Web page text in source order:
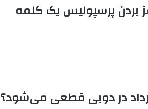
بردن پرسپولیس یک کلمه
در دوبی قطعی می‌شود؟